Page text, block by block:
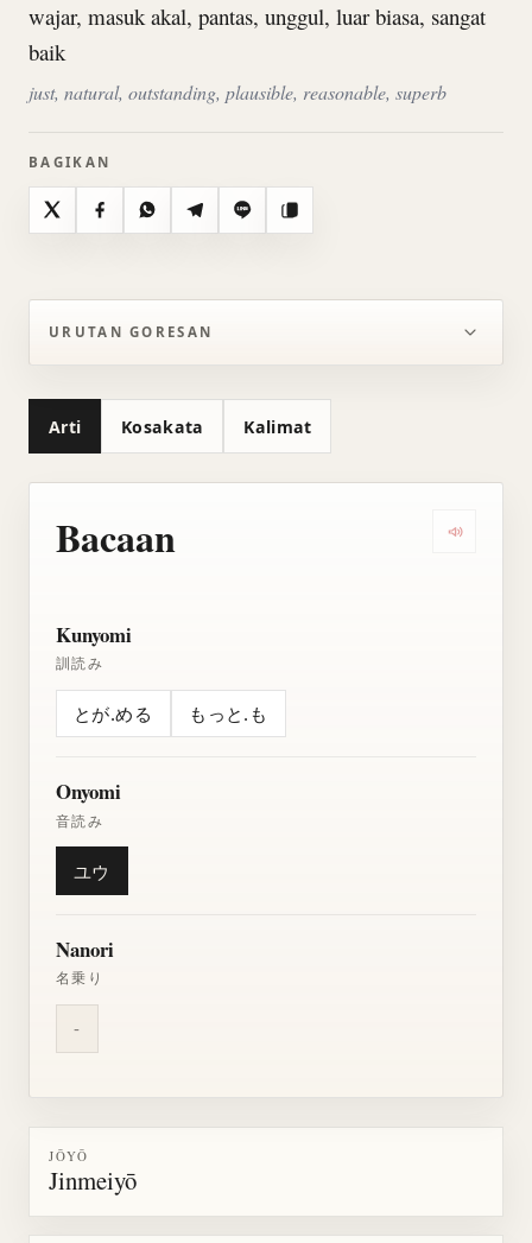
wajar, masuk akal, pantas, unggul, luar biasa, sangat
baik
just, natural, outstanding, plausible, reasonable, superb
BAGIKAN
X FacebookWhatsAppTelegramLine Salin
URUTAN GORESAN
Arti Kosakata Kalimat
Bacaan
Kunyomi
訓読み
とが.める もっと.も
Onyomi
音読み
ユウ
Nanori
名乗り
-
JŌYŌ
Jinmeiyō